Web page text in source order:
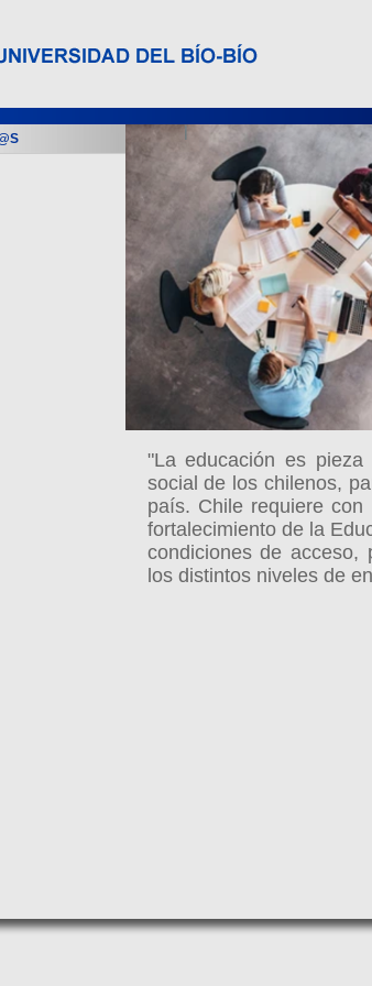
"La educación es
social de los chilenos,
país. Chile requiere
fortalecimiento de la
condiciones de acceso,
los distintos niveles de